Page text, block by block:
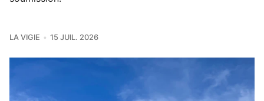
LA VIGIE 15 JUIL. 2026